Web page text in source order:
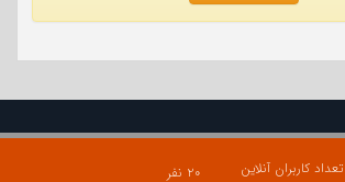
تعداد کاربران آنلاین
۲۰ نفر